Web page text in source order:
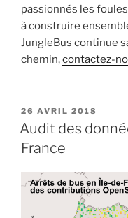
passionnés les
à construire
JungleBus continue
chemin,contactez-
PUBLIÉ
LE
26 AVRIL 2018
Audit des
France